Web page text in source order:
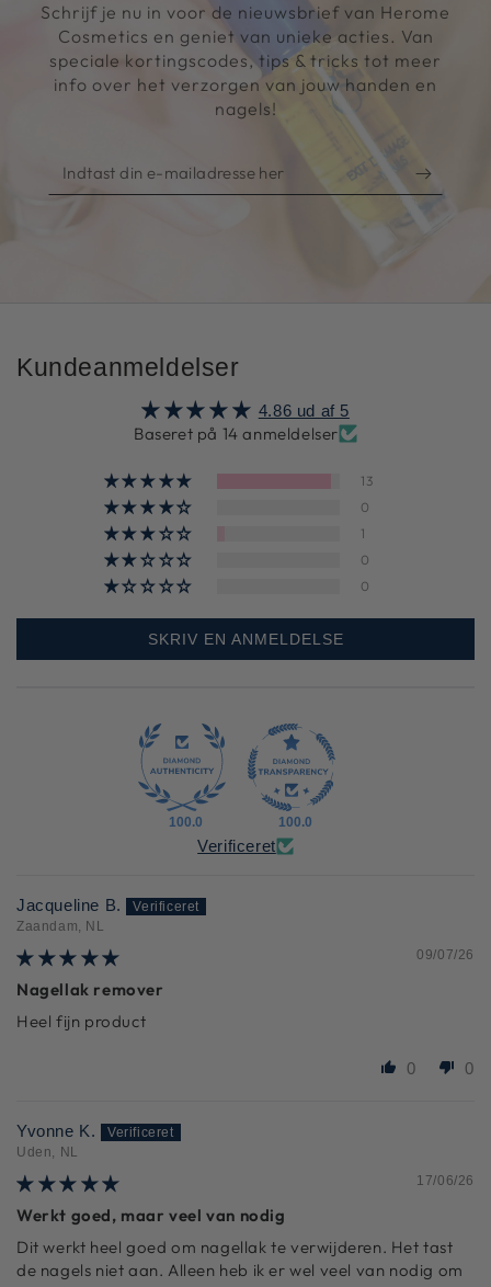
Schrijf je nu in voor de nieuwsbrief van Herome
Cosmetics en geniet van unieke acties. Van
speciale kortingscodes, tips & tricks tot meer
info over het verzorgen van jouw handen en
nagels!
Indtast
din
Kundeanmeldelser
4.86 ud af 5
Baseret på 14 anmeldelser
13
0
1
0
0
SKRIV EN ANMELDELSE
100.0 100.0
Verificeret
Jacqueline B.
Zaandam, NL
09/07/26
Nagellak remover
Heel fijn product
0 0
Yvonne K.
Uden, NL
17/06/26
Werkt goed, maar veel van nodig
Dit werkt heel goed om nagellak te verwijderen. Het tast
de nagels niet aan. Alleen heb ik er wel veel van nodig om